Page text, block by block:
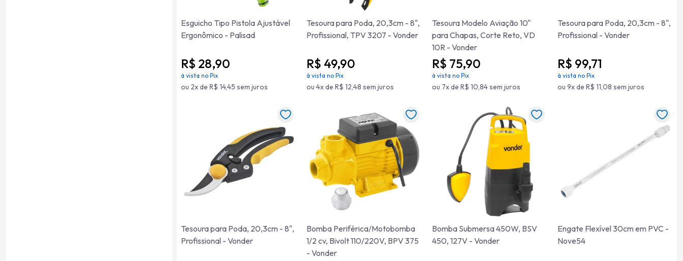
Esguicho Tipo Pistola Ajustável
Ergonômico - Palisad
R$ 28,90
à vista no Pix
ou 2x de R$ 14,45 sem juros
Tesoura para Poda, 20,3cm - 8",
Profissional, TPV 3207 - Vonder
R$ 49,90
à vista no Pix
ou 4x de R$ 12,48 sem juros
Tesoura Modelo Aviação 10"
para Chapas, Corte Reto, VD
10R - Vonder
R$ 75,90
à vista no Pix
ou 7x de R$ 10,84 sem juros
Tesoura para Poda, 20,3cm - 8",
Profissional - Vonder
R$ 99,71
à vista no Pix
ou 9x de R$ 11,08 sem juros
Tesoura para Poda, 20,3cm - 8",
Profissional - Vonder
Bomba Periférica/Motobomba
1/2 cv, Bivolt 110/220V, BPV 375
- Vonder
Bomba Submersa 450W, BSV
450, 127V - Vonder
Engate Flexível 30cm em PVC -
Nove54